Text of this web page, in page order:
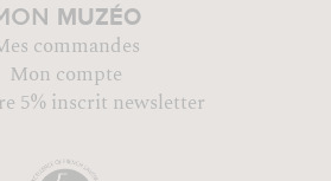
MUZÉO
commandes
Mon compte
5% inscrit newsletter